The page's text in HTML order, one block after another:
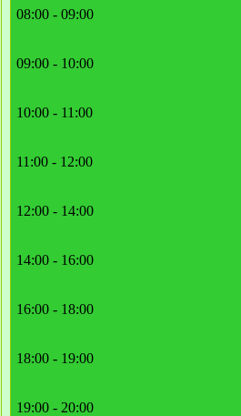
08:00 - 09:00
09:00 - 10:00
10:00 - 11:00
11:00 - 12:00
12:00 - 14:00
14:00 - 16:00
16:00 - 18:00
18:00 - 19:00
19:00 - 20:00